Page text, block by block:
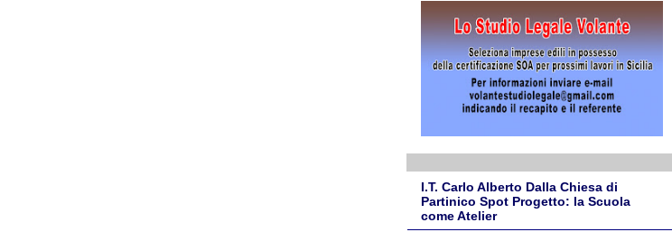
I.T. Carlo Alberto Dalla Chiesa di
Partinico Spot Progetto: la Scuola
come Atelier